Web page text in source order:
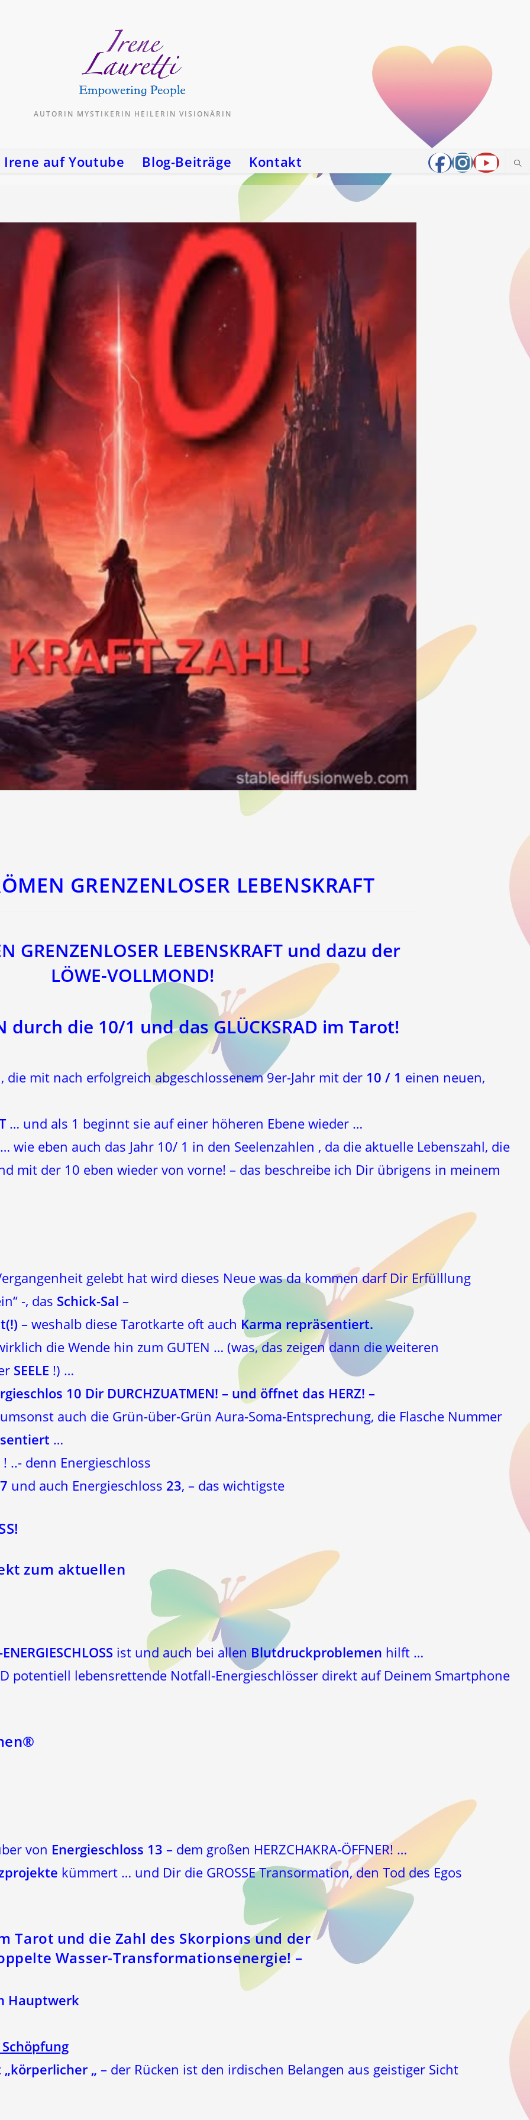
AUTORIN MYSTIKERIN HEILERIN VISIONÄRIN
Irene auf Youtube Blog-Beiträge Kontakt
GRENZENLOSER LEBENSKRAFT
GRENZENLOSER LEBENSKRAFT und dazu der
LÖWE-VOLLMOND!
durch die 10/1 und das GLÜCKSRAD im Tarot!
die mit nach erfolgreich abgeschlossenem 9er-Jahr mit der 10 / 1 einen neuen,
… und als 1 beginnt sie auf einer höheren Ebene wieder …
wie eben auch das Jahr 10/ 1 in den Seelenzahlen , da die aktuelle Lebenszahl, die
mit der 10 eben wieder von vorne! – das beschreibe ich Dir übrigens in meinem
gelebt hat wird dieses Neue was da kommen darf Dir Erfülllung
-, das Schick-Sal –
– weshalb diese Tarotkarte oft auch Karma repräsentiert.
die Wende hin zum GUTEN … (was, das zeigen dann die weiteren
SEELE !) …
10 Dir DURCHZUATMEN! – und öffnet das HERZ! –
auch die Grün-über-Grün Aura-Soma-Entsprechung, die Flasche Nummer
…
..- denn Energieschloss
und auch Energieschloss 23, – das wichtigste
zum aktuellen
ist und auch bei allen Blutdruckproblemen hilft …
potentiell lebensrettende Notfall-Energieschlösser direkt auf Deinem Smartphone
von Energieschloss 13 – dem großen HERZCHAKRA-ÖFFNER! …
kümmert … und Dir die GROSSE Transormation, den Tod des Egos
Tarot und die Zahl des Skorpions und der
Wasser-Transformationsenergie! –
Hauptwerk
„ – der Rücken ist den irdischen Belangen aus geistiger Sicht